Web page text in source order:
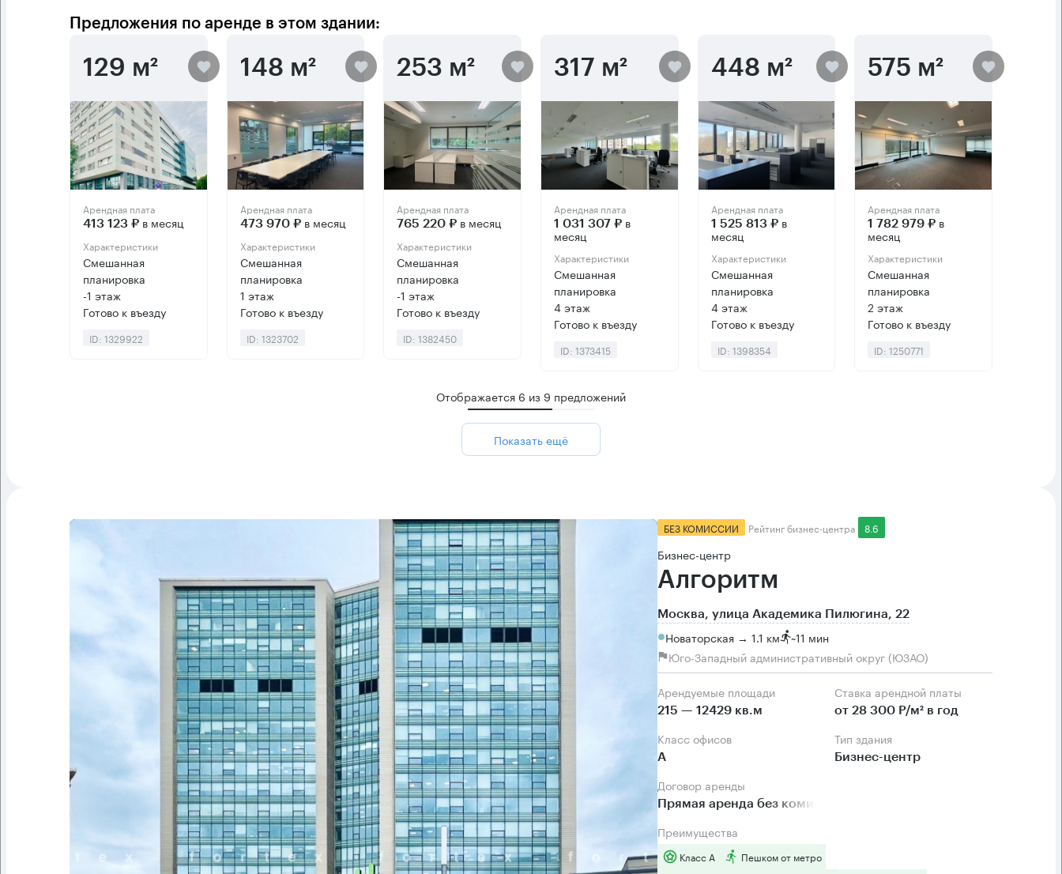
Предложения по аренде в этом здании:
129 м²
Арендная плата
413 123 ₽ в месяц
Характеристики
Смешанная
планировка
-1 этаж
Готово к въезду
ID: 1329922
148 м²
Арендная плата
473 970 ₽в месяц
Характеристики
Смешанная
планировка
1 этаж
Готово к въезду
ID: 1323702
253 м²
Арендная плата
765 220 ₽ в месяц
Характеристики
Смешанная
планировка
-1 этаж
Готово к въезду
ID: 1382450
317 м²
Арендная плата
1 031 307 ₽в
месяц
Характеристики
Смешанная
планировка
4 этаж
Готово к въезду
ID: 1373415
448 м²
Арендная плата
1 525 813 ₽в
месяц
Характеристики
Смешанная
планировка
4 этаж
Готово к въезду
ID: 1398354
575 м²
Арендная плата
1 782 979 ₽ в
месяц
Характеристики
Смешанная
планировка
2 этаж
Готово к въезду
ID: 1250771
Отображается 6 из 9 предложений
Показать ещё
БЕЗ КОМИССИИ Рейтинг бизнес-центра 8.6
Бизнес-центр
Алгоритм
Москва, улица Академика Пилюгина, 22
Новаторская → 1.1 км ~11 мин
Юго-Западный административный округ (ЮЗАО)
Арендуемые площади
215 — 12429 кв.м
Ставка арендной платы
от 28 300 Р/м² в год
Класс офисов
А
Тип здания
Бизнес-центр
Договор аренды
Прямая аренда без комиссии
Преимущества
Класс А Пешком от метро